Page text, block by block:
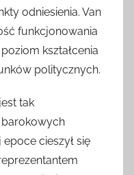
odniesienia. Van
funkcjonowania
kształcenia
politycznych.
tak
barokowych
cieszył się